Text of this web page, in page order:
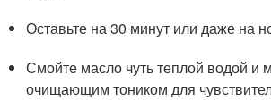
Оставьте на 30 минут или даже на
Смойте масло чуть теплой водой и
очищающим тоником для